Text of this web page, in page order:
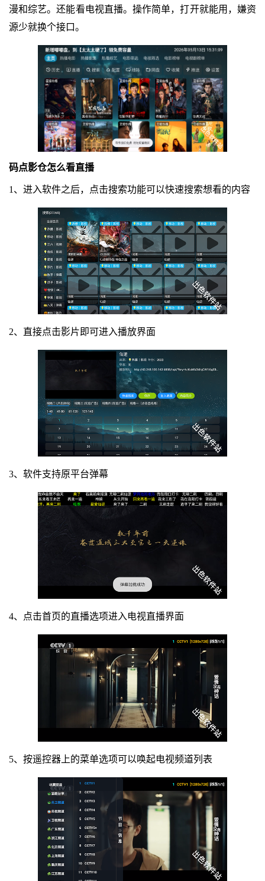
漫和综艺。还能看电视直播。操作简单，打开就能用，嫌资
源少就换个接口。
码点影仓怎么看直播
1、进入软件之后，点击搜索功能可以快速搜索想看的内容
2、直接点击影片即可进入播放界面
3、软件支持原平台弹幕
4、点击首页的直播选项进入电视直播界面
5、按遥控器上的菜单选项可以唤起电视频道列表